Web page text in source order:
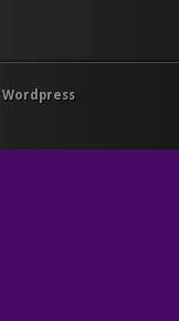
Wordpress